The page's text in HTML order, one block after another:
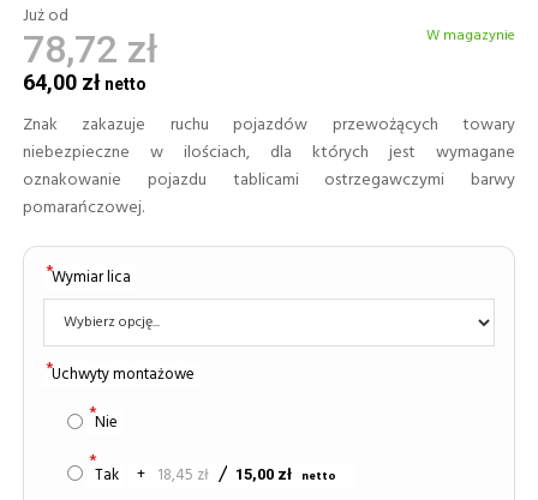
Już od
78,72 zł
64,00 zł
W magazynie
Znak zakazuje ruchu pojazdów przewożących towary
niebezpieczne w ilościach, dla których jest wymagane
oznakowanie pojazdu tablicami ostrzegawczymi barwy
pomarańczowej.
Wymiar lica
Uchwyty montażowe
Nie
Tak + 18,45 zł 15,00 zł